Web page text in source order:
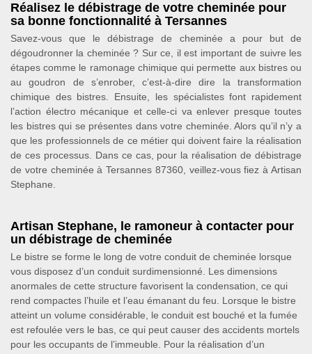
Réalisez le débistrage de votre cheminée pour
sa bonne fonctionnalité à Tersannes
Savez-vous que le débistrage de cheminée a pour but de
dégoudronner la cheminée ? Sur ce, il est important de suivre les
étapes comme le ramonage chimique qui permette aux bistres ou
au goudron de s’enrober, c’est-à-dire dire la transformation
chimique des bistres. Ensuite, les spécialistes font rapidement
l’action électro mécanique et celle-ci va enlever presque toutes
les bistres qui se présentes dans votre cheminée. Alors qu’il n’y a
que les professionnels de ce métier qui doivent faire la réalisation
de ces processus. Dans ce cas, pour la réalisation de débistrage
de votre cheminée à Tersannes 87360, veillez-vous fiez à Artisan
Stephane.
Artisan Stephane, le ramoneur à contacter pour
un débistrage de cheminée
Le bistre se forme le long de votre conduit de cheminée lorsque
vous disposez d’un conduit surdimensionné. Les dimensions
anormales de cette structure favorisent la condensation, ce qui
rend compactes l’huile et l’eau émanant du feu. Lorsque le bistre
atteint un volume considérable, le conduit est bouché et la fumée
est refoulée vers le bas, ce qui peut causer des accidents mortels
pour les occupants de l’immeuble. Pour la réalisation d’un